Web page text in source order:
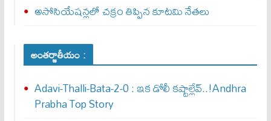
అసోసియేషన్లలో చక్రం తిప్పిన కూటమి నేతలు
అంతర్జాతీయం :
Adavi-Thalli-Bata-2-0 : ఇక డోలీ క‌ష్టాల్లేవ్..!Andhra
Prabha Top Story